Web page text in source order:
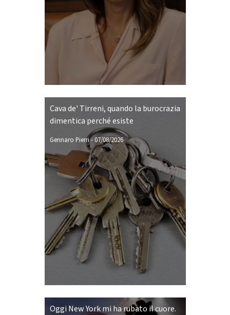
Cava de' Tirreni, quando la burocrazia
dimentica perché esiste
Gennaro Pierri- 07/08/2026
Oggi New York mi ha rubato il cuore.